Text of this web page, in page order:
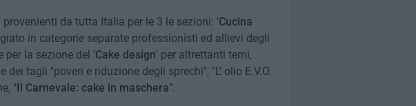
da tutta Italia per le 3 le sezioni: 'Cucina
in categorie separate professionisti ed allievi degli
per la sezione del 'Cake design' per altrettanti temi,
tagli "poveri e riduzione degli sprechi", "L' olio E.V.O.
"Il Carnevale: cake in maschera".